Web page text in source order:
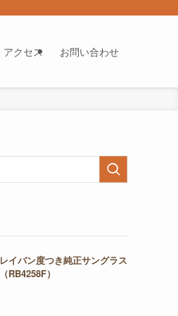
アクセス お問い合わせ
レイバン度つき純正サングラス
（RB4258F）